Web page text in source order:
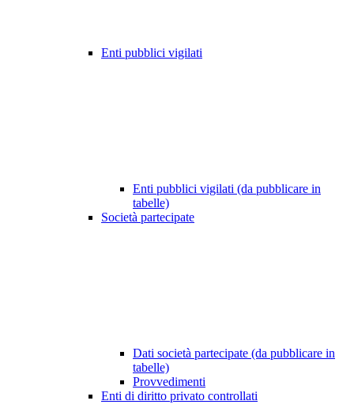
Enti pubblici vigilati
Enti pubblici vigilati (da pubblicare in
tabelle)
Società partecipate
Dati società partecipate (da pubblicare in
tabelle)
Provvedimenti
Enti di diritto privato controllati